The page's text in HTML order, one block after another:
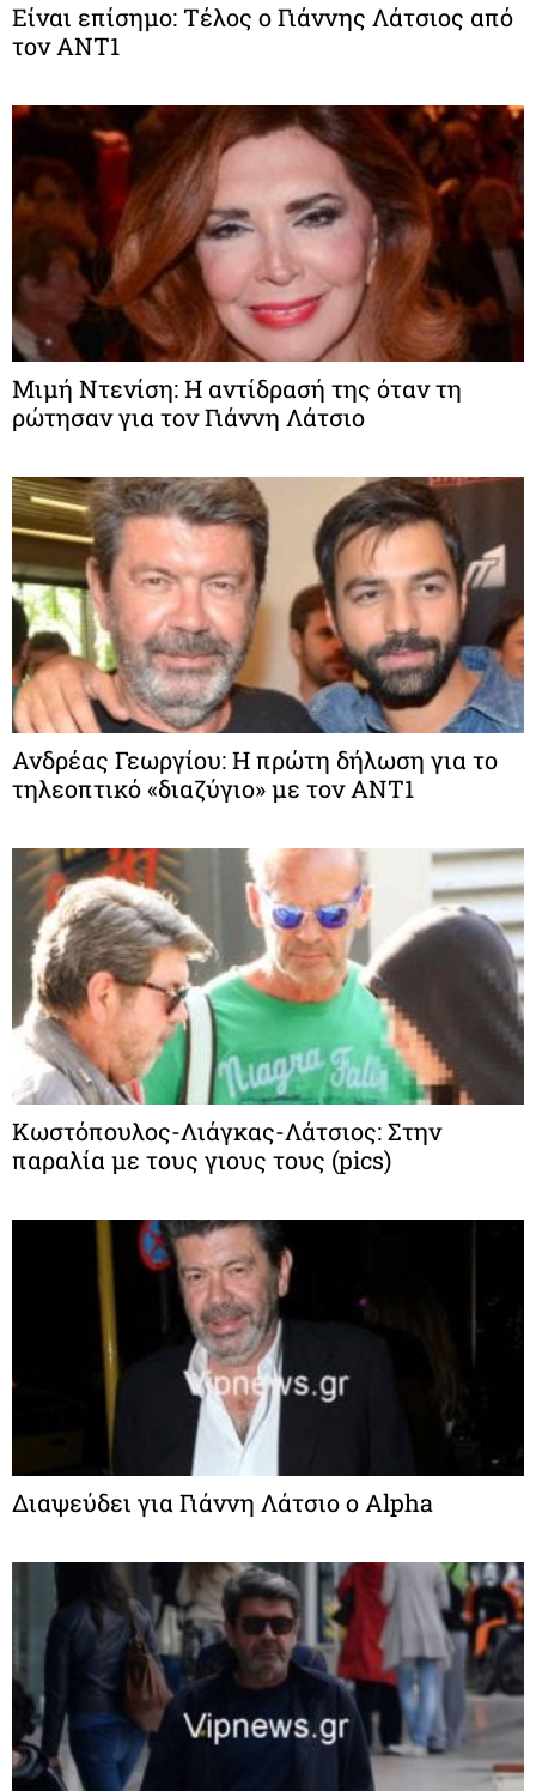
Είναι επίσημο: Τέλος ο Γιάννης Λάτσιος από
τον ΑΝΤ1
Μιμή Ντενίση: Η αντίδρασή της όταν τη
ρώτησαν για τον Γιάννη Λάτσιο
Ανδρέας Γεωργίου: Η πρώτη δήλωση για το
τηλεοπτικό «διαζύγιο» με τον ΑΝΤ1
Κωστόπουλος-Λιάγκας-Λάτσιος: Στην
παραλία με τους γιους τους (pics)
Διαψεύδει για Γιάννη Λάτσιο o Alpha